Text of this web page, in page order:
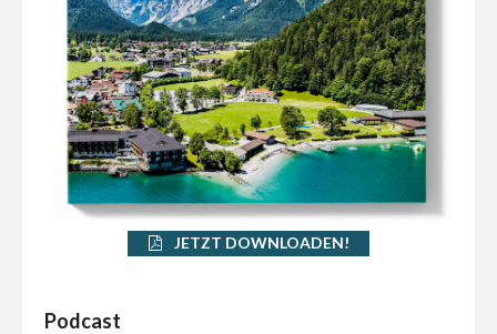
JETZT DOWNLOADEN!
Podcast